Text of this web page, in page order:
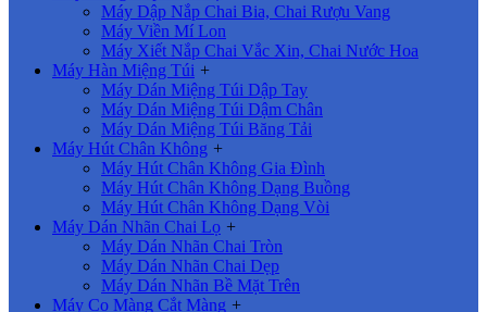
Máy Dập Nắp Chai Bia, Chai Rượu Vang
Máy Viền Mí Lon
Máy Xiết Nắp Chai Vắc Xin, Chai Nước Hoa
Máy Hàn Miệng Túi +
Máy Dán Miệng Túi Dập Tay
Máy Dán Miệng Túi Dậm Chân
Máy Dán Miệng Túi Băng Tải
Máy Hút Chân Không +
Máy Hút Chân Không Gia Đình
Máy Hút Chân Không Dạng Buồng
Máy Hút Chân Không Dạng Vòi
Máy Dán Nhãn Chai Lọ +
Máy Dán Nhãn Chai Tròn
Máy Dán Nhãn Chai Dẹp
Máy Dán Nhãn Bề Mặt Trên
Máy Co Màng Cắt Màng +